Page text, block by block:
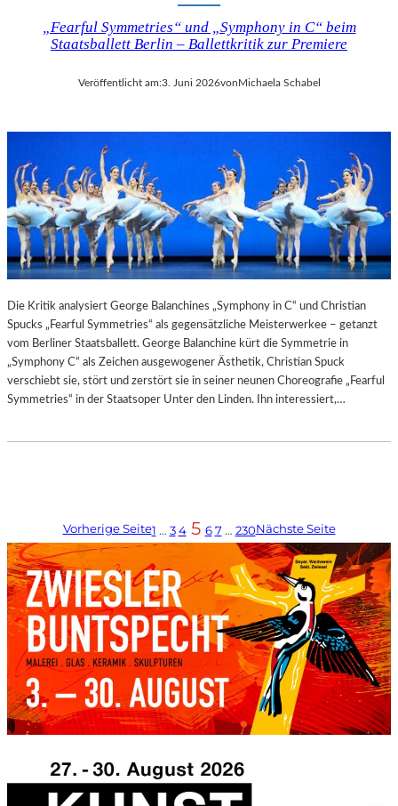
„Fearful Symmetries“ und „Symphony in C“ beim
Staatsballett Berlin – Ballettkritik zur Premiere
Veröffentlicht am:3. Juni 2026von Michaela Schabel
Die Kritik analysiert George Balanchines „Symphony in C“ und Christian
Spucks „Fearful Symmetries“ als gegensätzliche Meisterwerkee – getanzt
vom Berliner Staatsballett. George Balanchine kürt die Symmetrie in
„Symphony C“ als Zeichen ausgewogener Ästhetik, Christian Spuck
verschiebt sie, stört und zerstört sie in seiner neunen Choreografie „Fearful
Symmetries“ in der Staatsoper Unter den Linden. Ihn interessiert,…
Vorherige Seite1 … 3 4 5 6 7 … 230Nächste Seite